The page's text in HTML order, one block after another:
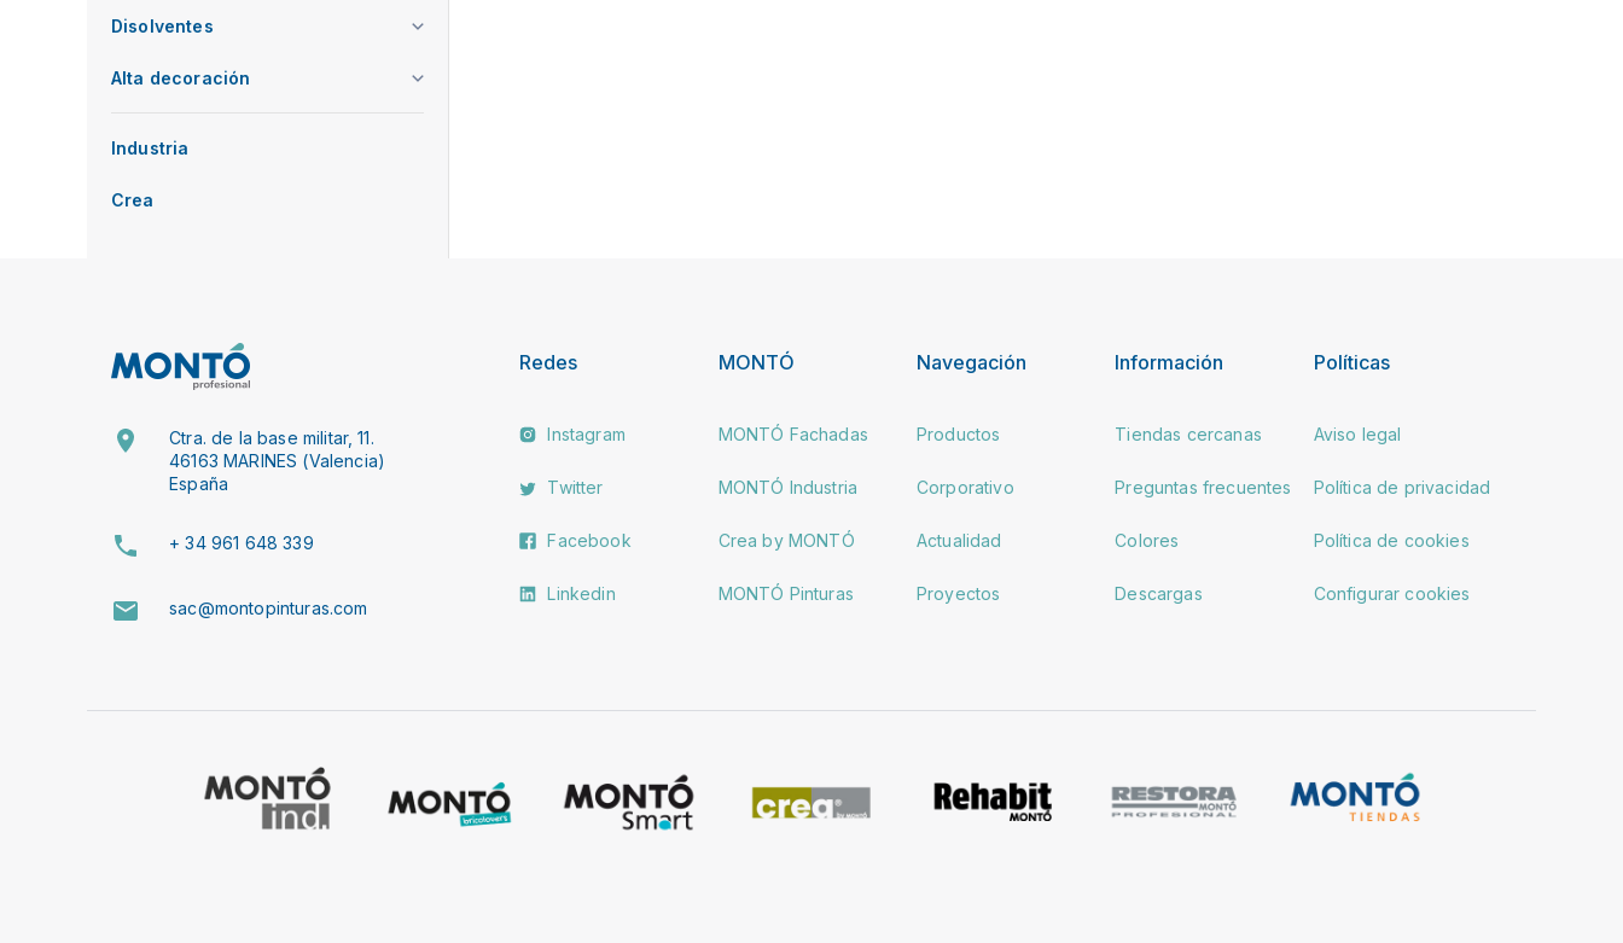
Disolventes
Alta decoración
Industria
Crea
Ctra. de la base militar, 11.
46163 MARINES (Valencia)
España
+ 34 961 648 339
sac@montopinturas.com
Redes
Instagram
Twitter
Facebook
Linkedin
MONTÓ
MONTÓ Fachadas
MONTÓ Industria
Crea by MONTÓ
MONTÓ Pinturas
Navegación
Productos
Corporativo
Actualidad
Proyectos
Información
Tiendas cercanas
Preguntas frecuentes
Colores
Descargas
Políticas
Aviso legal
Política de privacidad
Política de cookies
Configurar cookies